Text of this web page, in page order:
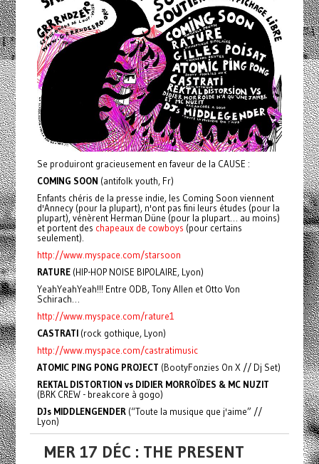
Se produiront gracieusement en faveur de la CAUSE :
COMING SOON (antifolk youth, Fr)
Enfants chéris de la presse indie, les Coming Soon viennent
d'Annecy (pour la plupart), n'ont pas fini leurs études (pour la
plupart), vénèrent Herman Düne (pour la plupart… au moins)
et portent des chapeaux de cowboys (pour certains
seulement).
http://www.myspace.com/starsoon
RATURE(HIP-HOP NOISE BIPOLAIRE, Lyon)
YeahYeahYeah!!! Entre ODB, Tony Allen et Otto Von
Schirach…
http://www.myspace.com/rature1
CASTRATI(rock gothique, Lyon)
http://www.myspace.com/castratimusic
ATOMIC PING PONG PROJECT (BootyFonzies On X // Dj Set)
REKTAL DISTORTION vs DIDIER MORROÏDES & MC NUZIT
(BRK CREW - breakcore à gogo)
DJs MIDDLENGENDER(“Toute la musique que j'aime” //
Lyon)
MER 17 DÉC : THE PRESENT